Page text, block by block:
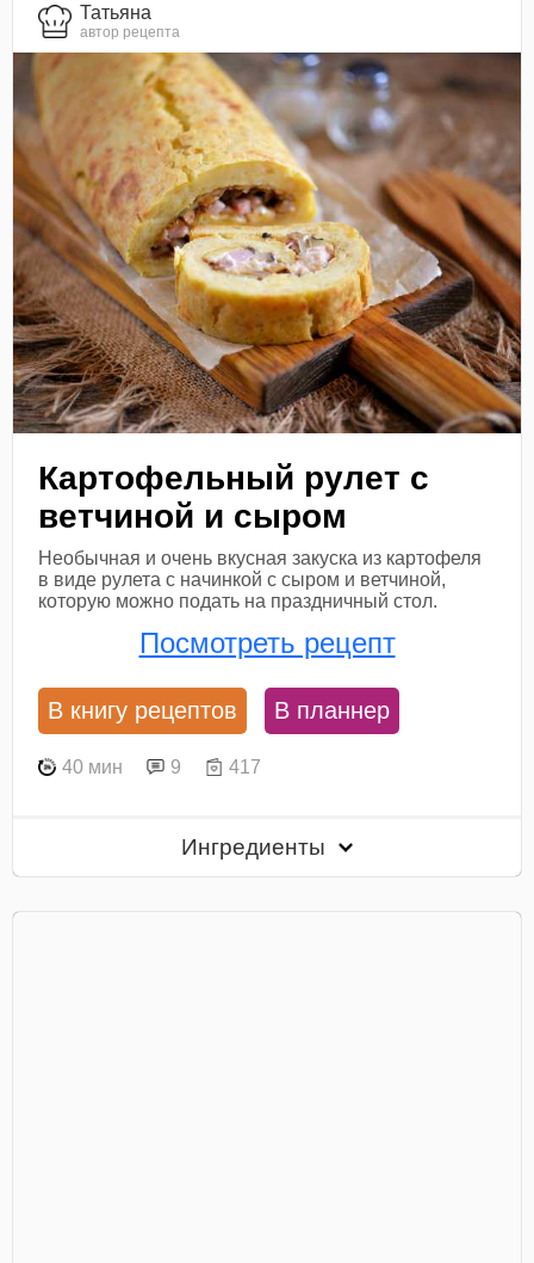
Татьяна
автор рецепта
Картофельный рулет с
ветчиной и сыром
Необычная и очень вкусная закуска из картофеля
в виде рулета с начинкой с сыром и ветчиной,
которую можно подать на праздничный стол.
Посмотреть рецепт
В книгу рецептов В планнер
40 мин 9 417
Ингредиенты